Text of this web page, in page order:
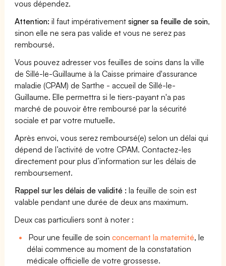
vous dépendez.
Attention: il faut impérativementsigner sa feuille de soin,
sinon elle ne sera pas valide et vous ne serez pas
remboursé.
Vous pouvez adresser vos feuilles de soins dans la ville
de Sillé-le-Guillaume à la Caisse primaire d'assurance
maladie (CPAM) de Sarthe - accueil de Sillé-le-
Guillaume. Elle permettra si le tiers-payant n'a pas
marché de pouvoir être remboursé par la sécurité
sociale et par votre mutuelle.
Après envoi, vous serez remboursé(e) selon un délai qui
dépend de l’activité de votre CPAM. Contactez-les
directement pour plus d’information sur les délais de
remboursement.
Rappel sur les délais de validité : la feuille de soin est
valable pendant une durée de deux ans maximum.
Deux cas particuliers sont à noter :
Pour une feuille de soinconcernant la maternité, le
délai commence au moment de la constatation
médicale officielle de votre grossesse.